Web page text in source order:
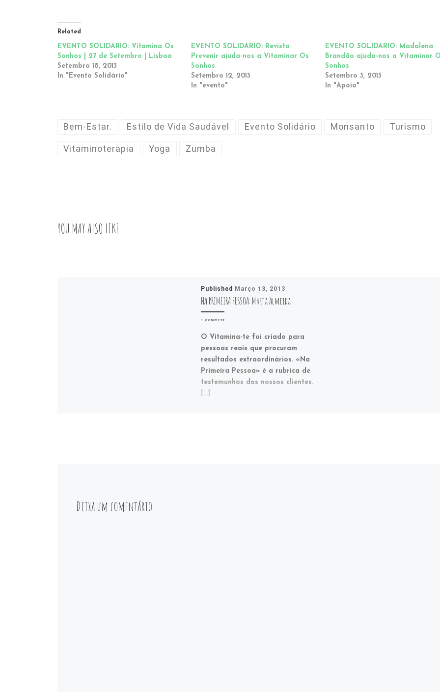
Related
EVENTO SOLIDÁRIO: Vitamina Os
Sonhos | 27 de Setembro | Lisboa
Setembro 18, 2013
In "Evento Solidário"
EVENTO SOLIDÁRIO: Revista
Prevenir ajuda-nos a Vitaminar Os
Sonhos
Setembro 12, 2013
In "evento"
EVENTO SOLIDÁRIO: Madalena
Brandão ajuda-nos a Vitaminar
Sonhos
Setembro 3, 2013
In "Apoio"
Bem-Estar. Estilo de Vida Saudável Evento Solidário Monsanto Turismo
Vitaminoterapia Yoga Zumba
YOU MAY ALSO LIKE
Published Março 13, 2013
NA PRIMEIRA PESSOA: Marta Almeida
1 comment
O Vitamina-te foi criado para
pessoas reais que procuram
resultados extraordinários. «Na
Primeira Pessoa» é a rubrica de
testemunhos dos nossos clientes.
[…]
Deixa um comentário